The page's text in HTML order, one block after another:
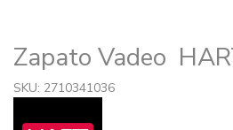
Zapato Vadeo
SKU: 2710341036